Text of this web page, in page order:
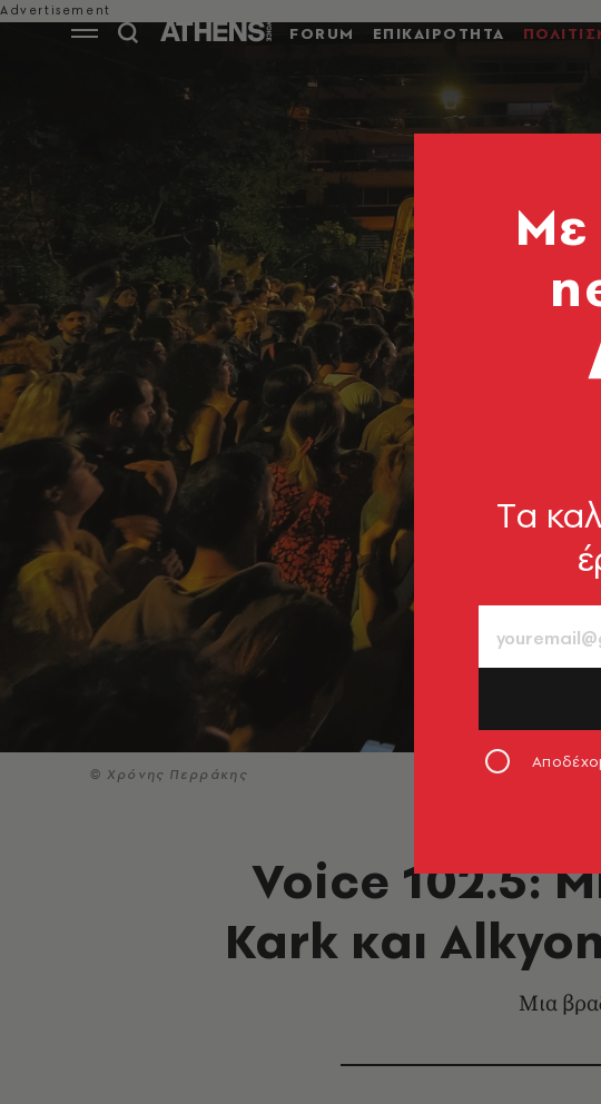
FORUM ΕΠΙΚΑΙΡΟΤΗΤΑ
© Χρόνης Περράκης
Voice 102.5:
Kark και
Μια
Tα